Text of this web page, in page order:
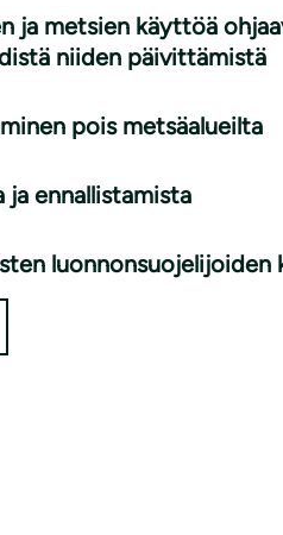
ja metsien käyttöä
niiden päivittämistä
pois metsäalueilta
ja ennallistamista
luonnonsuojelijoiden